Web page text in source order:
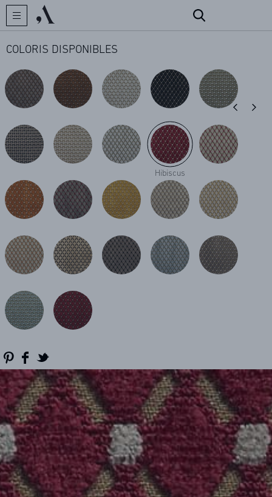
CRÉATEUR
COLLECTIONS
ARCHIVES
CONTACT
RÉFÉRENCES
PROFESSIONNELS
FAQ
COLORIS DISPONIBLES
Hibiscus